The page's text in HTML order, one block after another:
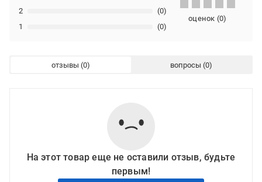
1 (0)
2 (0)
оценок (0)
отзывы вопросы
На этот товар еще не оставили отзыв, будьте
первым!